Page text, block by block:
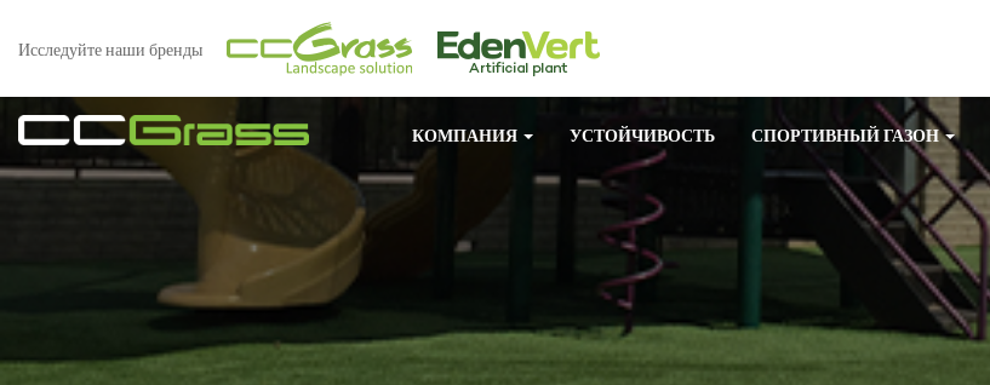
Исследуйте наши бренды
КОМПАНИЯ УСТОЙЧИВОСТЬ СПОРТИВНЫЙ ГАЗОН